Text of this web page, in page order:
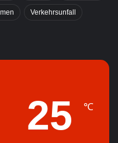
Verkehrsunfall
25 ℃